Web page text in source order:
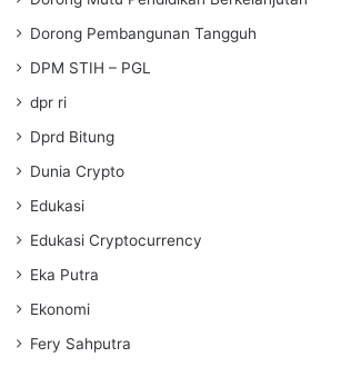
Dorong Pembangunan Tangguh
DPM STIH – PGL
dpr ri
Dprd Bitung
Dunia Crypto
Edukasi
Edukasi Cryptocurrency
Eka Putra
Ekonomi
Fery Sahputra